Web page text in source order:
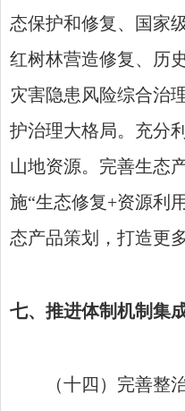
态保护和修复、国家
红树林营造修复、历
灾害隐患风险综合治
护治理大格局。充分
山地资源。完善生态
施“生态修复+资源利
态产品策划，打造更
七、推进体制机制集
（十四）完善整治